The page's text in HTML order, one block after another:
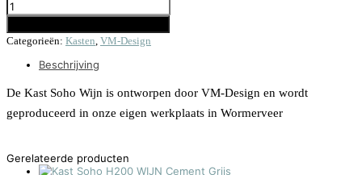
KAST SOHO H200 WIJN - ANODIC BRONS AANTAL
Categorieën: Kasten VM-Design
Beschrijving
De Kast Soho Wijn is ontworpen door VM-Design en wordt
geproduceerd in onze eigen werkplaats in Wormerveer
Gerelateerde producten